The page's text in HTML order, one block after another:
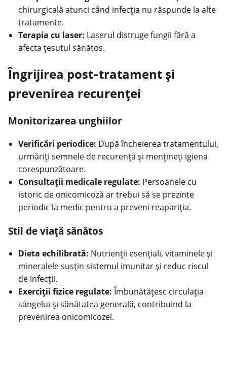
chirurgicală atunci când infecția nu răspunde la alte
tratamente.
Terapia cu laser: Laserul distruge fungii fără a
afecta țesutul sănătos.
Îngrijirea post‑tratament și
prevenirea recurenței
Monitorizarea unghiilor
Verificări periodice: După încheierea tratamentului,
urmăriți semnele de recurență și mențineți igiena
corespunzătoare.
Consultații medicale regulate: Persoanele cu
istoric de onicomicoză ar trebui să se prezinte
periodic la medic pentru a preveni reapariția.
Stil de viață sănătos
Dieta echilibrată: Nutrienții esențiali, vitaminele și
mineralele susțin sistemul imunitar și reduc riscul
de infecții.
Exerciții fizice regulate:Îmbunătățesc circulația
sângelui și sănătatea generală, contribuind la
prevenirea onicomicozei.